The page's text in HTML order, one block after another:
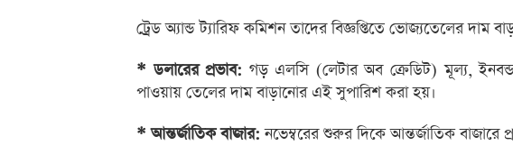
ট্রেড অ্যান্ড ট্যারিফ কমিশন তাদের বিজ্ঞপ্তিতে ভোজ্যতেলের দাম
* ডলারের প্রভাব: গড় এলসি (লেটার অব ক্রেডিট) মূল্য,
পাওয়ায় তেলের দাম বাড়ানোর এই সুপারিশ করা হয়।
* আন্তর্জাতিক বাজার: নভেম্বরের শুরুর দিকে আন্তর্জাতিক বাজারে